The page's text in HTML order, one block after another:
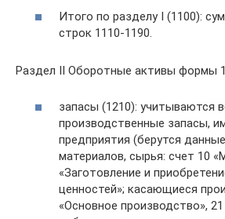
Итого по разделу I (1100):
строк 1110-1190.
Раздел II Оборотные активы формы
запасы (1210): учитываются
производственные запасы,
предприятия (берутся
материалов, сырья: счет 10
«Заготовление и
ценностей»; касающиеся
«Основное производство»,